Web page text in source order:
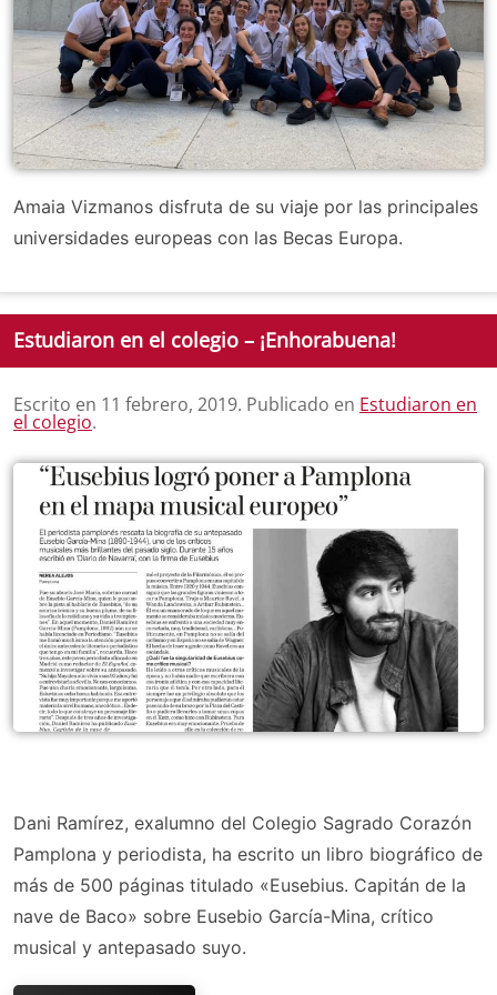
Amaia Vizmanos disfruta de su viaje por las principales
universidades europeas con las Becas Europa.
Estudiaron en el colegio – ¡Enhorabuena!
Escrito en 11 febrero, 2019. Publicado en Estudiaron en
el colegio.
Dani Ramírez, exalumno del Colegio Sagrado Corazón
Pamplona y periodista, ha escrito un libro biográfico de
más de 500 páginas titulado «Eusebius. Capitán de la
nave de Baco» sobre Eusebio García-Mina, crítico
musical y antepasado suyo.